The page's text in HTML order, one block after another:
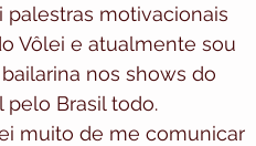
palestras motivacionais
Vôlei e atualmente sou
nos shows do
pelo Brasil todo.
muito de me comunicar